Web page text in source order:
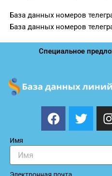
База данных номеров
База данных номеров
Специальное
F
a
e
b
o
T
w
t
t
I
t
Имя